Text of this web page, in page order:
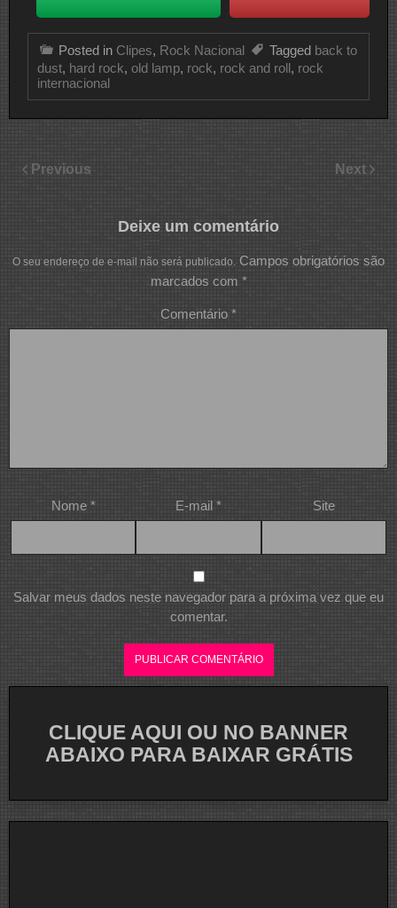
Posted in Clipes, Rock Nacional Tagged back to
dust, hard rock, old lamp, rock, rock and roll, rock
internacional
Previous Next
Deixe um comentário
O seu endereço de e-mail não será publicado. Campos obrigatórios são
marcados com *
Comentário *
Nome * E-mail * Site
Salvar meus dados neste navegador para a próxima vez que eu
comentar.
CLIQUE AQUI OU NO BANNER
ABAIXO PARA BAIXAR GRÁTIS